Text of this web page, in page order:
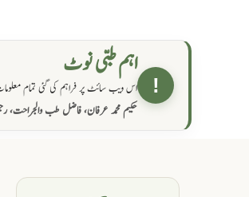
!
اہم طبی نوٹ
اس ویب سائٹ پر فراہم کی گئی تمام
حکیم محمد عرفان، فاضل طب والجراحت،